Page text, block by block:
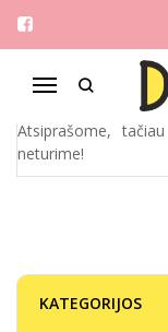
Navigacija
BELUGA
Pagrindinis Pirkite
Atsiprašome,
neturime!
KATEGORIJOS